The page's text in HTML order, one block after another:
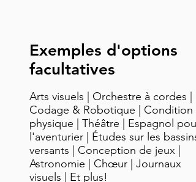
Exemples d'options
facultatives
Arts visuels | Orchestre à cordes |
Codage & Robotique | Condition
physique | Théâtre | Espagnol pour
l'aventurier | Études sur les bassins
versants | Conception de jeux |
Astronomie | Chœur | Journaux
visuels | Et plus!